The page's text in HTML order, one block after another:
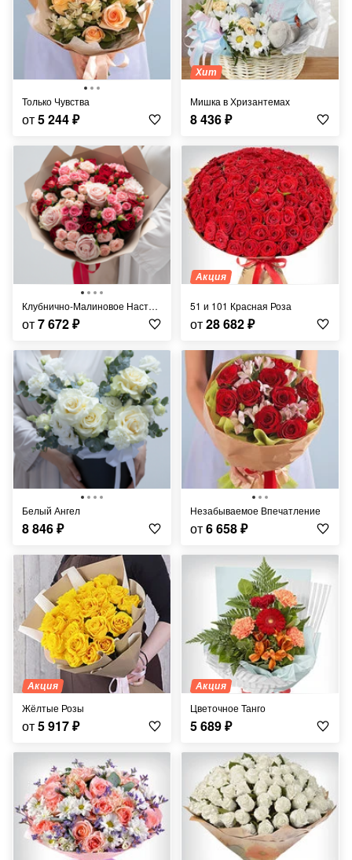
Только Чувства
от5 244₽
Хит
Мишка в Хризантемах
8 436₽
Клубнично-Малиновое Настроение
от7 672₽
Акция
51 и 101 Красная Роза
от28 682₽
Белый Ангел
8 846₽
Незабываемое Впечатление
от6 658₽
Акция
Жёлтые Розы
от5 917₽
Акция
Цветочное Танго
5 689₽